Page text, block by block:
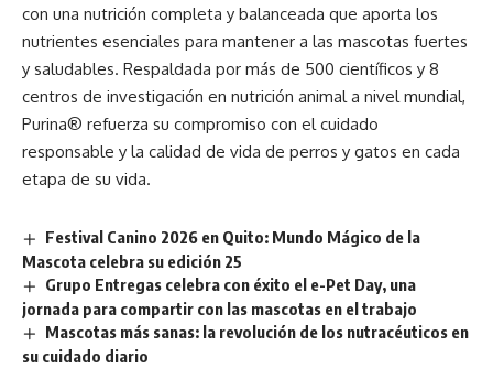
con una nutrición completa y balanceada que aporta los
nutrientes esenciales para mantener a las mascotas fuertes
y saludables. Respaldada por más de 500 científicos y 8
centros de investigación en nutrición animal a nivel mundial,
Purina® refuerza su compromiso con el cuidado
responsable y la calidad de vida de perros y gatos en cada
etapa de su vida.
Festival Canino 2026 en Quito: Mundo Mágico de la
Mascota celebra su edición 25
Grupo Entregas celebra con éxito el e-Pet Day, una
jornada para compartir con las mascotas en el trabajo
Mascotas más sanas: la revolución de los nutracéuticos en
su cuidado diario